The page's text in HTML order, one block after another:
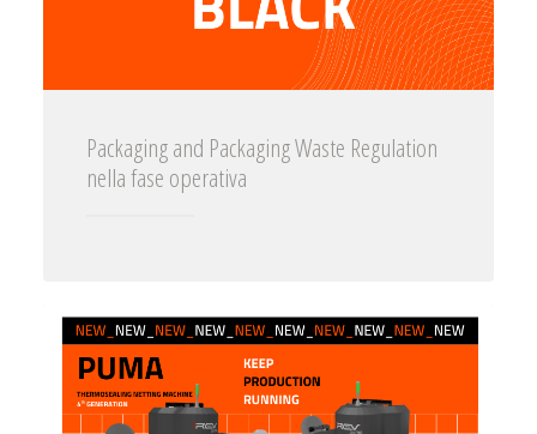
Packaging and Packaging Waste Regulation
nella fase operativa